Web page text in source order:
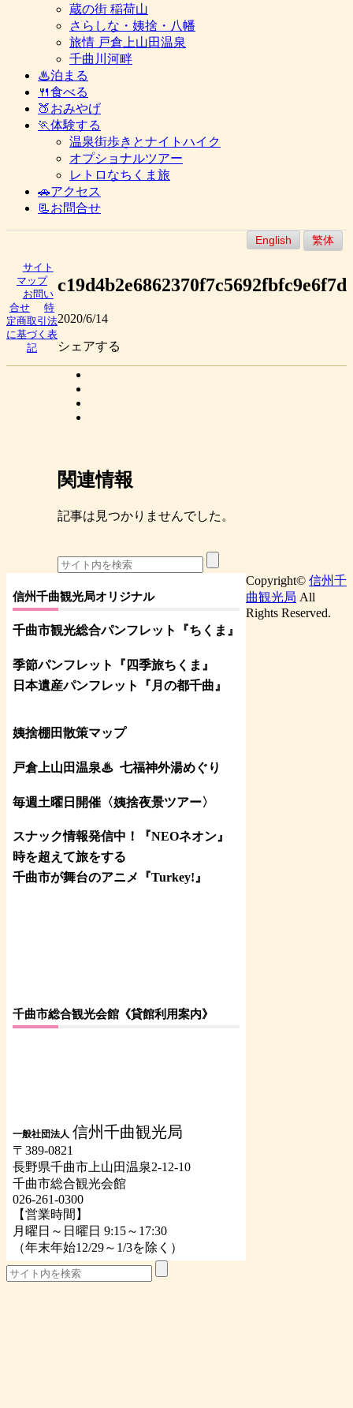
蔵の街 稲荷山
さらしな・姨捨・八幡
旅情 戸倉上山田温泉
千曲川河畔
♨泊まる
🍴食べる
🍑おみやげ
🏃体験する
温泉街歩きとナイトハイク
オプショナルツアー
レトロなちくま旅
🚗アクセス
📃お問合せ
English 繁体
c19d4b2e6862370f7c5692fbfc9e6f7d
2020/6/14
シェアする
関連情報
記事は見つかりませんでした。
信州千曲観光局オリジナル
千曲市観光総合パンフレット 『ちくま 』
季節パンフレット『四季旅ちくま』
日本遺産パンフレット
『月の都千曲 』
姨捨棚田散策マップ
戸倉上山田温泉♨ 七福神外湯めぐり
毎週土曜日開催〈姨捨夜景ツアー〉
スナック情報発信中！『NEOネオン』
時を超えて旅をする
千曲市が舞台のアニメ『Turkey!』
千曲市総合観光会館《貸館利用案内》
一般社団法人 信州千曲観光局
〒389-0821
長野県千曲市上山田温泉2-12-10
千曲市総合観光会館
026-261-0300
【営業時間】
月曜日～日曜日 9:15～17:30
（年末年始12/29～1/3を除く）
サイト
マップ
お問い
合せ
特
定商取引法
に基づく表
記
Copyright© 信州千
曲観光局 All
Rights Reserved.